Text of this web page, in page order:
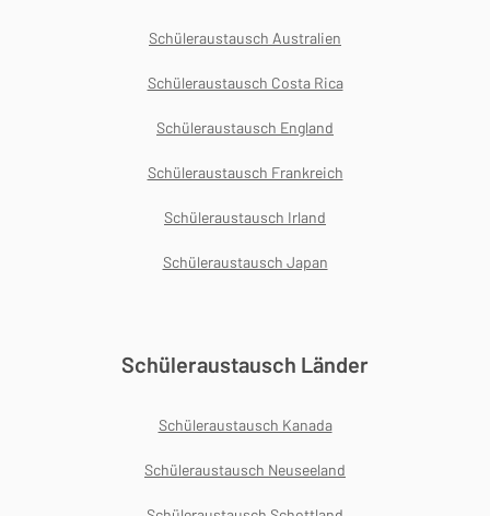
Schüleraustausch Australien
Schüleraustausch Costa Rica
Schüleraustausch England
Schüleraustausch Frankreich
Schüleraustausch Irland
Schüleraustausch Japan
Schüleraustausch Länder
Schüleraustausch Kanada
Schüleraustausch Neuseeland